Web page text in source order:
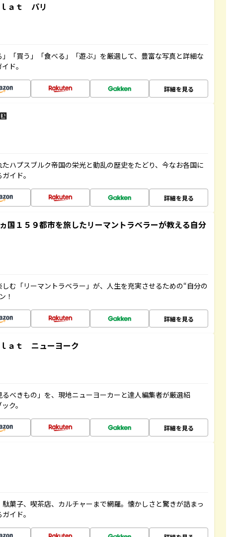
ａｔ パリ
「買う」「食べる」「遊ぶ」を厳選して、豊富な写真と詳細な
ド。
詳細を見る
たハプスブルク帝国の栄光と動乱の歴史をたどり、今なお各国に
イド。
詳細を見る
国１５９都市を旅したリーマントラベラーが教える自分
む「リーマントラベラー」が、人生を充実させるための“自分の
！
詳細を見る
ａｔ ニューヨーク
るべきもの」を、現地ニューヨーカーと達人編集者が厳選紹
ク。
詳細を見る
菓子、喫茶店、カルチャーまで網羅。懐かしさと驚きが詰まっ
イド。